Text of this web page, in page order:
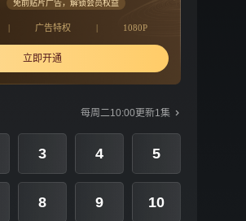
免前贴片广告，解锁会员权益
| 广告特权 | 1080P
立即开通
每周二10:00更新1集
3 4 5
8 9 10